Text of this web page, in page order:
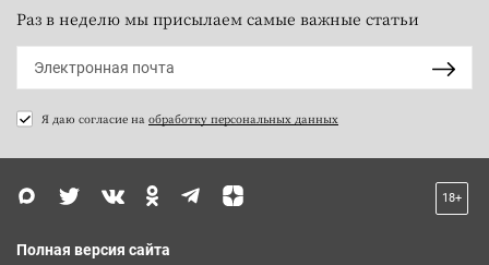
Раз в неделю мы присылаем самые важные статьи
Я даю согласие на обработку персональных данных
18+
Полная версия сайта